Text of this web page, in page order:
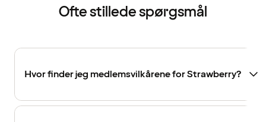
Ofte stillede spørgsmål
Hvor finder jeg medlemsvilkårene for Strawberry?